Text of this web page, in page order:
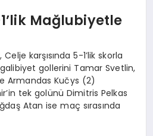
Mağlubiyetle
karşısında 5-1’lik skorla
gollerini Tamar Svetlin,
Armandas Kučys (2)
tek golünü Dimitris Pelkas
Atan ise maç sırasında